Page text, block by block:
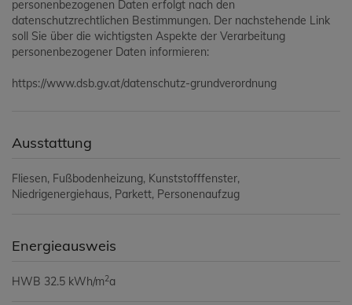
personenbezogenen Daten erfolgt nach den
datenschutzrechtlichen Bestimmungen. Der nachstehende Link
soll Sie über die wichtigsten Aspekte der Verarbeitung
personenbezogener Daten informieren:
https://www.dsb.gv.at/datenschutz-grundverordnung
Ausstattung
Fliesen Fußbodenheizung Kunststofffenster
Niedrigenergiehaus Parkett Personenaufzug
Energieausweis
HWB 32.5 kWh/m2a